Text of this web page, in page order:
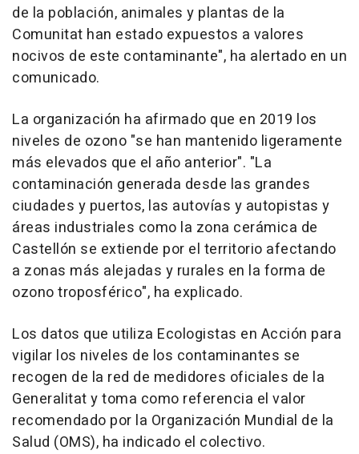
de la población, animales y plantas de la
Comunitat han estado expuestos a valores
nocivos de este contaminante", ha alertado en un
comunicado.
La organización ha afirmado que en 2019 los
niveles de ozono "se han mantenido ligeramente
más elevados que el año anterior". "La
contaminación generada desde las grandes
ciudades y puertos, las autovías y autopistas y
áreas industriales como la zona cerámica de
Castellón se extiende por el territorio afectando
a zonas más alejadas y rurales en la forma de
ozono troposférico", ha explicado.
Los datos que utiliza Ecologistas en Acción para
vigilar los niveles de los contaminantes se
recogen de la red de medidores oficiales de la
Generalitat y toma como referencia el valor
recomendado por la Organización Mundial de la
Salud (OMS), ha indicado el colectivo.